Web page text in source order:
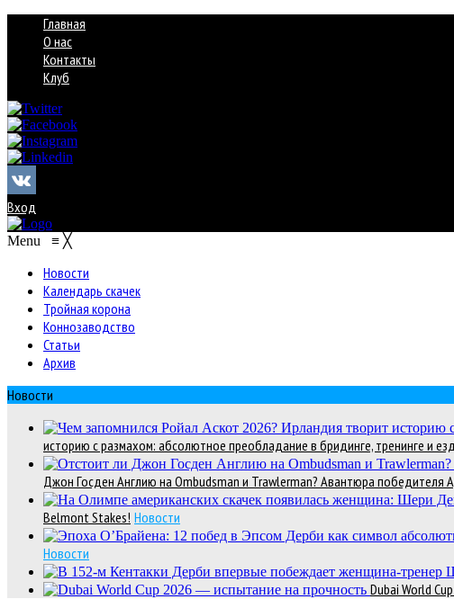
Главная
О нас
Контакты
Клуб
Вход
Menu ≡ ╳
Новости
Календарь скачек
Тройная корона
Коннозаводство
Статьи
Архив
Новости
историю с размахом: абсолютное преобладание в бридинге, тренинге и
Джон Госден Англию на Ombudsman и Trawlerman? Авантюра
Belmont Stakes! Новости
Новости
Dubai World